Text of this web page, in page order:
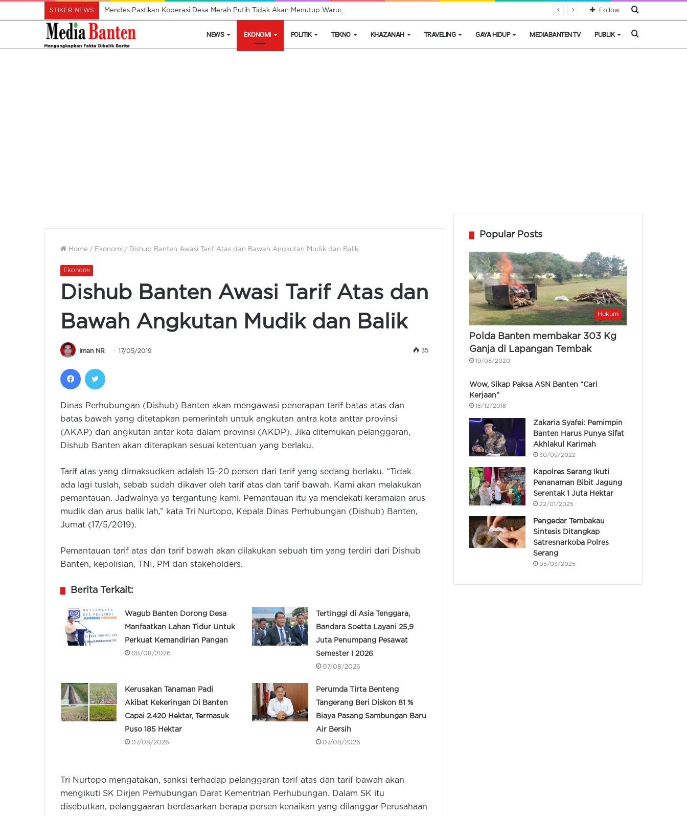
STIKER NEWS Mendes Pastikan Koperasi Desa Merah Putih Tidak Akan Menutup Warung Kelontongan di Desa Cari
Follow
NEWS EKONOMI POLITIK TEKNO KHAZANAH TRAVELING GAYA HIDUP MEDIABANTEN TV PUBLIK Cari
Home / Ekonomi / Dishub Banten Awasi Tarif Atas dan Bawah Angkutan Mudik dan Balik
Ekonomi
Dishub Banten Awasi Tarif Atas dan
Bawah Angkutan Mudik dan Balik
Iman NR 17/05/2019 35
Facebook
Dinas Perhubungan (Dishub) Banten akan mengawasi penerapan tarif batas atas dan
batas bawah yang ditetapkan pemerintah untuk angkutan antra kota anttar provinsi
(AKAP) dan angkutan antar kota dalam provinsi (AKDP). Jika ditemukan pelanggaran,
Dishub Banten akan diterapkan sesuai ketentuan yang berlaku.
Tarif atas yang dimaksudkan adalah 15-20 persen dari tarif yang sedang berlaku. “Tidak
ada lagi tuslah, sebab sudah dikaver oleh tarif atas dan tarif bawah. Kami akan melakukan
pemantauan. Jadwalnya ya tergantung kami. Pemantauan itu ya mendekati keramaian arus
mudik dan arus balik lah,” kata Tri Nurtopo, Kepala Dinas Perhubungan (Dishub) Banten,
Jumat (17/5/2019).
Pemantauan tarif atas dan tarif bawah akan dilakukan sebuah tim yang terdiri dari Dishub
Banten, kepolisian, TNI, PM dan stakeholders.
Berita Terkait:
Wagub Banten Dorong Desa
Manfaatkan Lahan Tidur Untuk
Perkuat Kemandirian Pangan
08/08/2026
Tertinggi di Asia Tenggara,
Bandara Soetta Layani 25,9
Juta Penumpang Pesawat
Semester I 2026
07/08/2026
Kerusakan Tanaman Padi
Akibat Kekeringan Di Banten
Capai 2.420 Hektar, Termasuk
Puso 185 Hektar
07/08/2026
Perumda Tirta Benteng
Tangerang Beri Diskon 81 %
Biaya Pasang Sambungan Baru
Air Bersih
07/08/2026
Tri Nurtopo mengatakan, sanksi terhadap pelanggaran tarif atas dan tarif bawah akan
mengikuti SK Dirjen Perhubungan Darat Kementrian Perhubungan. Dalam SK itu
disebutkan, pelanggaaran berdasarkan berapa persen kenaikan yang dilanggar Perusahaan
Popular Posts
Hukum
Polda Banten membakar 303 Kg
Ganja di Lapangan Tembak
19/08/2020
Wow, Sikap Paksa ASN Banten “Cari
Kerjaan”
18/12/2018
Zakaria Syafei: Pemimpin
Banten Harus Punya Sifat
Akhlakul Karimah
30/09/2022
Kapolres Serang Ikuti
Penanaman Bibit Jagung
Serentak 1 Juta Hektar
22/01/2025
Pengedar Tembakau
Sintesis Ditangkap
Satresnarkoba Polres
Serang
05/03/2025